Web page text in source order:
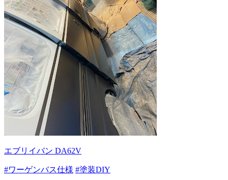
エブリイバン DA62V
#ワーゲンバス仕様 #塗装DIY